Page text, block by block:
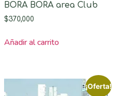
BORA BORA area Club
$370,000
Añadir al carrito
¡Oferta!